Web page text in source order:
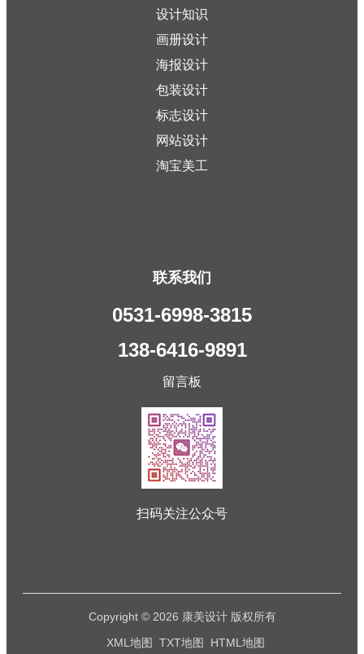
设计知识
画册设计
海报设计
包装设计
标志设计
网站设计
淘宝美工
联系我们
0531-6998-3815
138-6416-9891
留言板
扫码关注公众号
Copyright © 2026 康美设计 版权所有
XML地图
TXT地图 HTML地图